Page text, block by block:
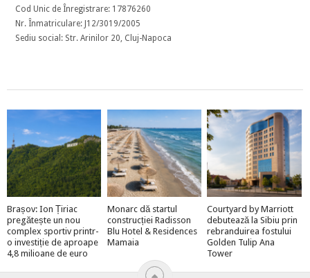
Cod Unic de Înregistrare: 17876260
Nr. Înmatriculare: J12/3019/2005
Sediu social: Str. Arinilor 20, Cluj-Napoca
Brașov: Ion Țiriac
pregătește un nou
complex sportiv printr-
o investiție de aproape
4,8 milioane de euro
Monarc dă startul
construcției Radisson
Blu Hotel & Residences
Mamaia
Courtyard by Marriott
debutează la Sibiu prin
rebranduirea fostului
Golden Tulip Ana
Tower